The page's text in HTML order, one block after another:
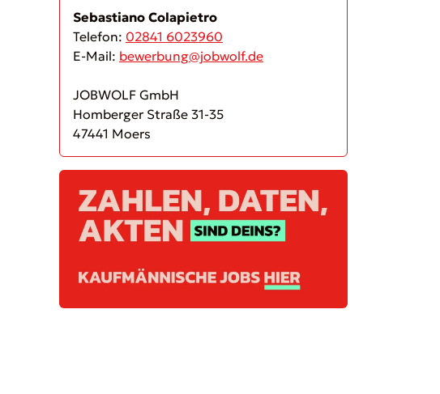
Sebastiano Colapietro
Telefon: 02841 6023960
E-Mail: bewerbung@jobwolf.de
JOBWOLF GmbH
Homberger Straße 31-35
47441 Moers